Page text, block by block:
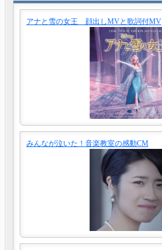
アナと雪の女王 顔出しMVと歌詞付MV
みんなが泣いた！音楽教室の感動CM